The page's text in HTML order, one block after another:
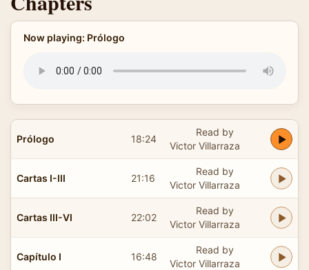
Now playing: Prólogo
Prólogo 18:24
Read by
Victor Villarraza
Cartas I-III 21:16
Read by
Victor Villarraza
Cartas III-VI 22:02
Read by
Victor Villarraza
Capítulo I 16:48
Read by
Victor Villarraza